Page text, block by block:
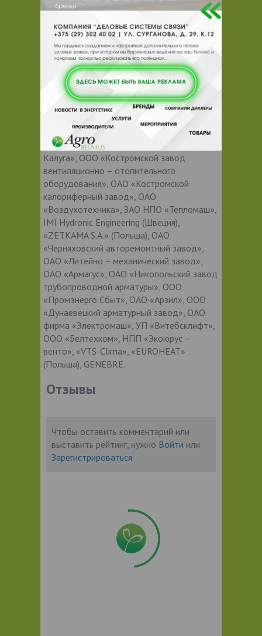
и консультации, наши ведущие инженеры
прошли обучение в Германии.
ЗАО «Коммунэнерго» (ГК
«Белтепломашстрой»)является
официальным дилером Grundfos (Дания),
WILO (Германия), концерна KSB (Германия),
Pedrollo (Италия), Hydro-Vacuum (Польша),
Varem (Италия), АО «ГМС Ливгидромаш»,
ОАО «Завод Промбурвод», ТД «Джилекс»,
ОАО «Эна», «Пищевые насосы»,
«Systemair» (Швеция), ООО «Энергомаш-
Калуга», ООО «Костромской завод
вентиляционно – отопительного
оборудования», ОАО «Костромской
калориферный завод», ОАО
«Воздухотехника», ЗАО НПО «Тепломаш»,
IMI Hydronic Engineering (Швеция),
«ZETKAMA S.A.» (Польша), ОАО
«Черняховский авторемонтный завод»,
ОАО «Литейно – механический завод»,
ОАО «Армагус», ОАО «Никопольский завод
трубопроводной арматуры», ООО
«Промэнерго Сбыт», ОАО «Арзил», ООО
«Дунаевецкий арматурный завод», ОАО
фирма «Электромаш», УП «Витебсклифт»,
ООО «Белтехком», НПП «Экоюрус –
венто», «VTS-Clima», «EUROHEAT»
(Польша), GENEBRE.
Отзывы
Чтобы оставить комментарий или
выставить рейтинг, нужно Войти или
Зарегистрироваться